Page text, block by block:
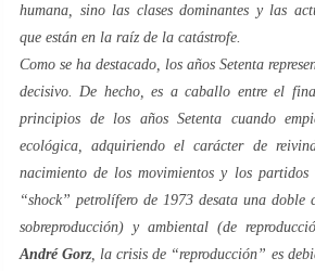
humana, sino las clases dominantes y las
que están en la raíz de la catástrofe.
Como se ha destacado, los años Setenta
decisivo. De hecho, es a caballo entre el
principios de los años Setenta cuando
ecológica, adquiriendo el carácter de
nacimiento de los movimientos y los partidos
“shock” petrolífero de 1973 desata una
sobreproducción) y ambiental (de
André Gorz, la crisis de “reproducción” es